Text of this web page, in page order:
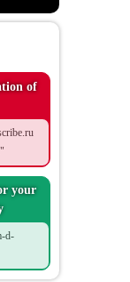
of
your
d-